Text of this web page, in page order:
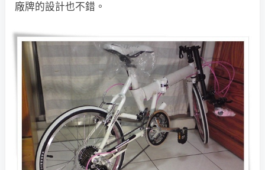
廠牌的設計也不錯。